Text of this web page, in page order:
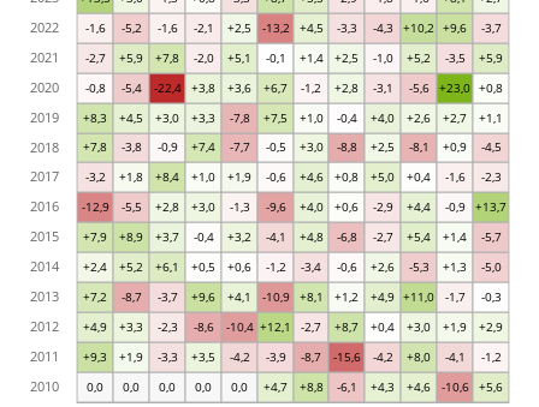
0,0 0,0 0,0 0,0 0,0 +4,7 +8,8 -6,1 +4,3 +4,6 -10,6 +5,6
+9,3 +1,9 -3,3 +3,5 -4,2 -3,9 -8,7 -15,6 -4,2 +8,0 -4,1 -1,2
+4,9 +3,3 -2,3 -8,6 -10,4 +12,1 -2,7 +8,7 +0,4 +3,0 +1,9 +2,9
+7,2 -8,7 -3,7 +9,6 +4,1 -10,9 +8,1 +1,2 +4,9 +11,0 -1,7 -0,3
+2,4 +5,2 +6,1 +0,5 +0,6 -1,2 -3,4 -0,6 +2,6 -5,3 +1,3 -5,0
+7,9 +8,9 +3,7 -0,4 +3,2 -4,1 +4,8 -6,8 -2,7 +5,4 +1,4 -5,7
-12,9 -5,5 +2,8 +3,0 -1,3 -9,6 +4,0 +0,6 -2,9 +4,4 -0,9 +13,7
-3,2 +1,8 +8,4 +1,0 +1,9 -0,6 +4,6 +0,8 +5,0 +0,4 -1,6 -2,3
+7,8 -3,8 -0,9 +7,4 -7,7 -0,5 +3,0 -8,8 +2,5 -8,1 +0,9 -4,5
+8,3 +4,5 +3,0 +3,3 -7,8 +7,5 +1,0 -0,4 +4,0 +2,6 +2,7 +1,1
-0,8 -5,4 -22,4 +3,8 +3,6 +6,7 -1,2 +2,8 -3,1 -5,6 +23,0 +0,8
-2,7 +5,9 +7,8 -2,0 +5,1 -0,1 +1,4 +2,5 -1,0 +5,2 -3,5 +5,9
-1,6 -5,2 -1,6 -2,1 +2,5 -13,2 +4,5 -3,3 -4,3 +10,2 +9,6 -3,7
2010
2011
2012
2013
2014
2015
2016
2017
2018
2019
2020
2021
2022